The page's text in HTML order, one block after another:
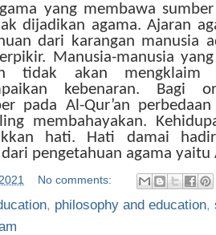
yang membawa
dijadikan agama. Ajaran
dari karangan manusia
Manusia-manusia
tidak akan mengklaim
kebenaran. Bagi
pada Al-Qur’an
membahayakan.
hati. Hati damai
pengetahuan agama yaitu
No comments:
, philosophy and education,